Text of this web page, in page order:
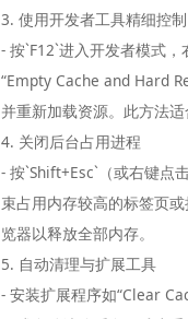
3. 使用开发者工具精细控制
- 按`F12`进入开发者模式
“Empty Cache and Hard
并重新加载资源。此方法
4. 关闭后台占用进程
- 按`Shift+Esc`（或右键点
束占用内存较高的标签页
览器以释放全部内存。
5. 自动清理与扩展工具
- 安装扩展程序如“Clear